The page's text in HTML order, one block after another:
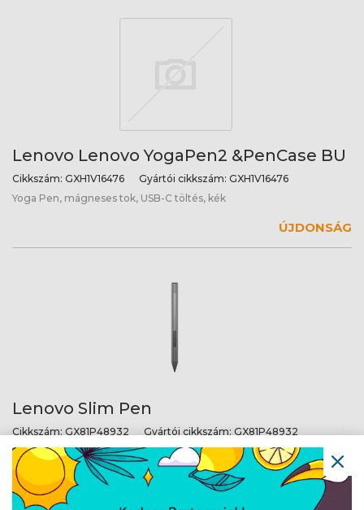
Lenovo Lenovo YogaPen2 &PenCase BU
Cikkszám: GXH1V16476 Gyártói cikkszám: GXH1V16476
Yoga Pen, mágneses tok, USB-C töltés, kék
ÚJDONSÁG
Lenovo Slim Pen
Cikkszám: GX81P48932 Gyártói cikkszám: GX81P48932
Lenovo Slim Pen